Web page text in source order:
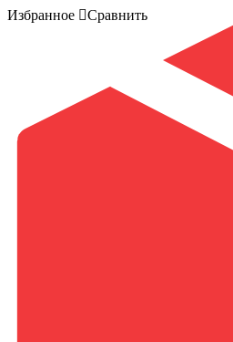
Избранное Сравнить